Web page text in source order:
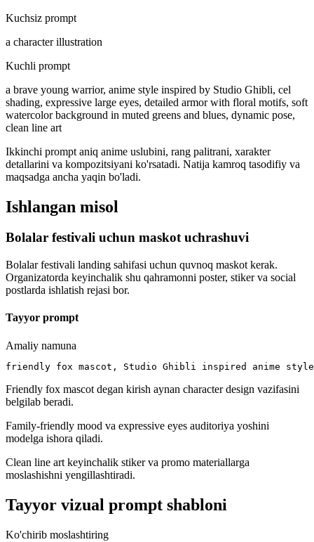
Kuchsiz prompt
a character illustration
Kuchli prompt
a brave young warrior, anime style inspired by Studio Ghibli, cel
shading, expressive large eyes, detailed armor with floral motifs, soft
watercolor background in muted greens and blues, dynamic pose,
clean line art
Ikkinchi prompt aniq anime uslubini, rang palitrani, xarakter
detallarini va kompozitsiyani ko'rsatadi. Natija kamroq tasodifiy va
maqsadga ancha yaqin bo'ladi.
Ishlangan misol
Bolalar festivali uchun maskot uchrashuvi
Bolalar festivali landing sahifasi uchun quvnoq maskot kerak.
Organizatorda keyinchalik shu qahramonni poster, stiker va social
postlarda ishlatish rejasi bor.
Tayyor prompt
Amaliy namuna
friendly fox mascot, Studio Ghibli inspired anime
Friendly fox mascot degan kirish aynan character design vazifasini
belgilab beradi.
Family-friendly mood va expressive eyes auditoriya yoshini
modelga ishora qiladi.
Clean line art keyinchalik stiker va promo materiallarga
moslashishni yengillashtiradi.
Tayyor vizual prompt shabloni
Ko'chirib moslashtiring